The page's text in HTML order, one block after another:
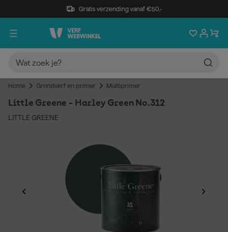
Gratis verzending vanaf €50,-
Home Grondverf en primer Multiprimer
Little Greene - Harley Green No.312
LITTLE GREENE